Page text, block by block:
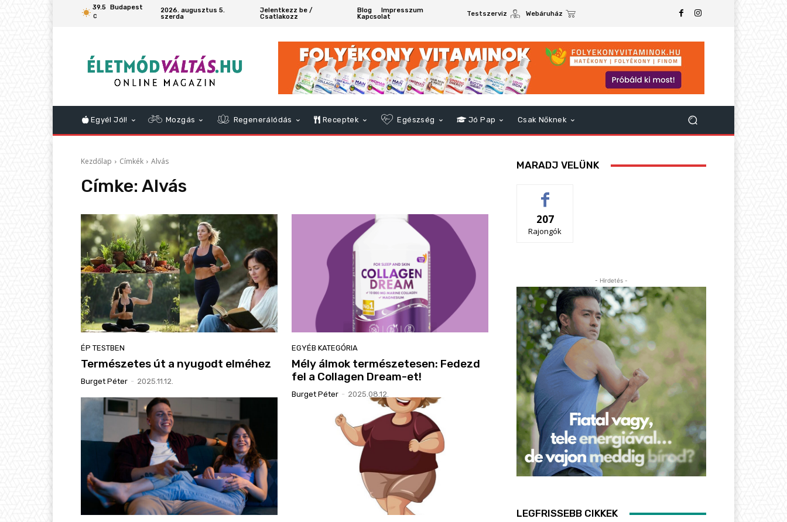
39.5
C
Budapest
2026. augusztus 5.
szerda
Jelentkezz be /
Csatlakozz
Blog
Impresszum
Kapcsolat
Testszerviz Webáruház
Egyél Jól! Mozgás Regenerálódás Receptek Egészség Jó Pap Csak Nőknek
Kezdőlap Címkék Alvás
Címke: Alvás
ÉP TESTBEN
Természetes út a nyugodt elméhez
Burget Péter - 2025.11.12.
EGYÉB KATEGÓRIA
Mély álmok természetesen: Fedezd
fel a Collagen Dream-et!
Burget Péter - 2025.08.12.
MARADJ VELÜNK
207
Rajongók
- Hirdetés -
LEGFRISSEBB CIKKEK